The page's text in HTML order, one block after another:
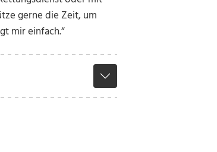
gerne die Zeit, um
mir einfach.“